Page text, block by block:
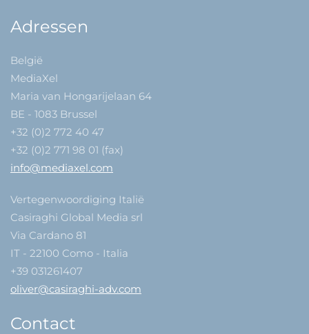
Adressen
België
MediaXel
Maria van Hongarijelaan 64
BE - 1083 Brussel
+32 (0)2 772 40 47
+32 (0)2 771 98 01 (fax)
info@mediaxel.com
Vertegenwoordiging Italië
Casiraghi Global Media srl
Via Cardano 81
IT - 22100 Como - Italia
+39 031261407
oliver@casiraghi-adv.com
Contact